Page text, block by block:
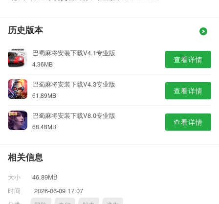
历史版本
巴蜀麻将安装下载V4.1专业版
4.36MB 查看详情
巴蜀麻将安装下载V4.3专业版
61.89MB 查看详情
巴蜀麻将安装下载V8.0专业版
68.48MB 查看详情
相关信息
大小
46.89MB
时间
2026-06-09 17:07